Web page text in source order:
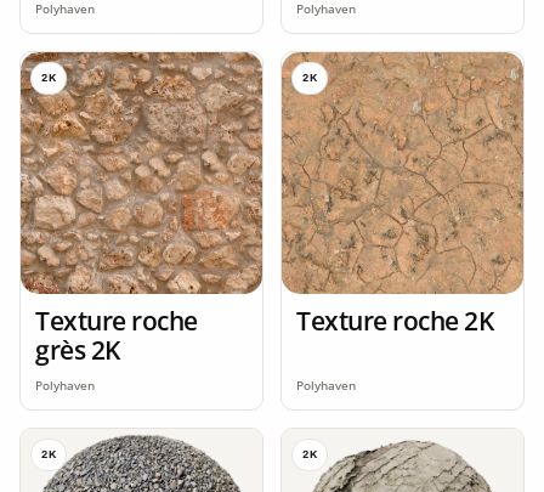
Polyhaven Polyhaven
2K
Texture roche
grès 2K
Polyhaven
2K
Texture roche 2K
Polyhaven
2K 2K